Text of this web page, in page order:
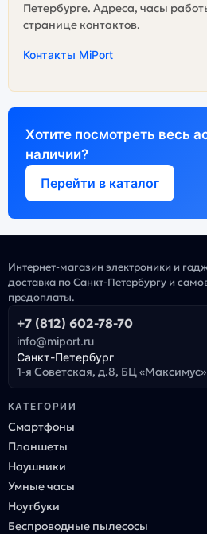
Петербурге. Адреса, часы
странице контактов.
Контакты MiPort
Хотите посмотреть весь
наличии?
Перейти в каталог
Интернет-магазин электроники и
доставка по Санкт-Петербургу и
предоплаты.
+7 (812) 602-78-70
info@miport.ru
Санкт-Петербург
1-я Советская, д.8, БЦ «Максимус»
КАТЕГОРИИ
Смартфоны
Планшеты
Наушники
Умные часы
Ноутбуки
Беспроводные пылесосы